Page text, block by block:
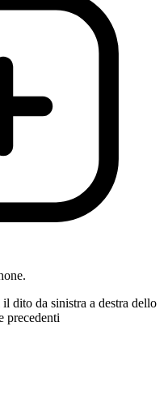
dito da sinistra a destra dello
precedenti